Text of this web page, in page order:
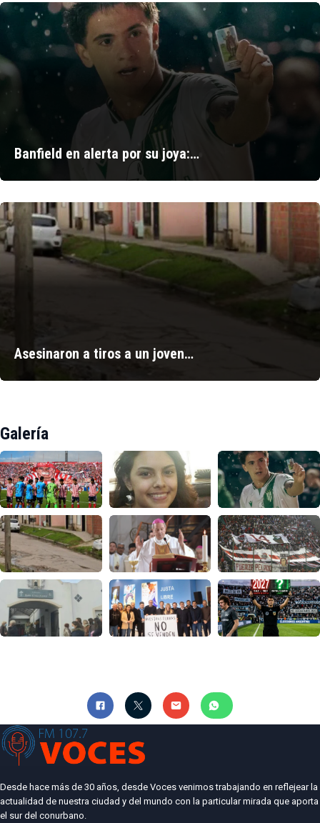
Banfield en alerta por su joya:…
Asesinaron a tiros a un joven…
Galería
Desde hace más de 30 años, desde Voces venimos trabajando en reflejear la
actualidad de nuestra ciudad y del mundo con la particular mirada que aporta
el sur del conurbano.